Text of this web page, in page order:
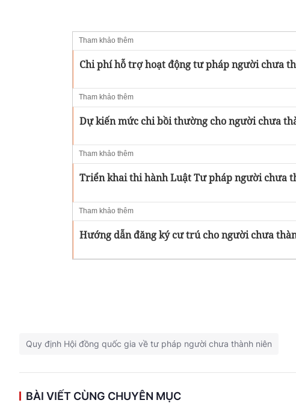
Tham khảo thêm
Chi phí hỗ trợ hoạt động tư pháp người chưa
Tham khảo thêm
Dự kiến mức chi bồi thường cho người chưa
Tham khảo thêm
Triển khai thi hành Luật Tư pháp người chưa
Tham khảo thêm
Hướng dẫn đăng ký cư trú cho người chưa
Quy định Hội đồng quốc gia về tư pháp người chưa thành niên
BÀI VIẾT CÙNG CHUYÊN MỤC